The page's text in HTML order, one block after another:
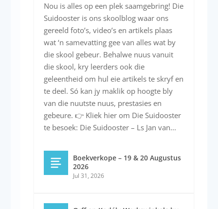
Nou is alles op een plek saamgebring! Die
Suidooster is ons skoolblog waar ons
gereeld foto’s, video’s en artikels plaas
wat ‘n samevatting gee van alles wat by
die skool gebeur. Behalwe nuus vanuit
die skool, kry leerders ook die
geleentheid om hul eie artikels te skryf en
te deel. Só kan jy maklik op hoogte bly
van die nuutste nuus, prestasies en
gebeure. 👉 Kliek hier om Die Suidooster
te besoek: Die Suidooster – Ls Jan van...
Boekverkope – 19 & 20 Augustus
2026
Jul 31, 2026